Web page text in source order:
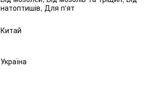
натоптишів, Для п'ят
Китай
Україна